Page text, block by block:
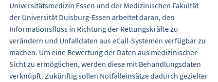
Universitätsmedizin Essen und der Medizinischen Fakultät
der Universität Duisburg-Essen arbeitet daran, den
Informationsfluss in Richtung der Rettungskräfte zu
verändern und Unfalldaten aus eCall-Systemen verfügbar zu
machen. Um eine Bewertung der Daten aus medizinischer
Sicht zu ermöglichen, werden diese mit Behandlungsdaten
verknüpft. Zukünftig sollen Notfalleinsätze dadurch gezielter